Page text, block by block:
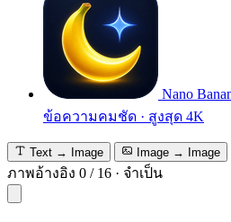
Nano
ข้อความคมชัด · สูงสุด 4K
Text → Image Image → Image
ภาพอ้างอิง 0 / 16 · จำเป็น